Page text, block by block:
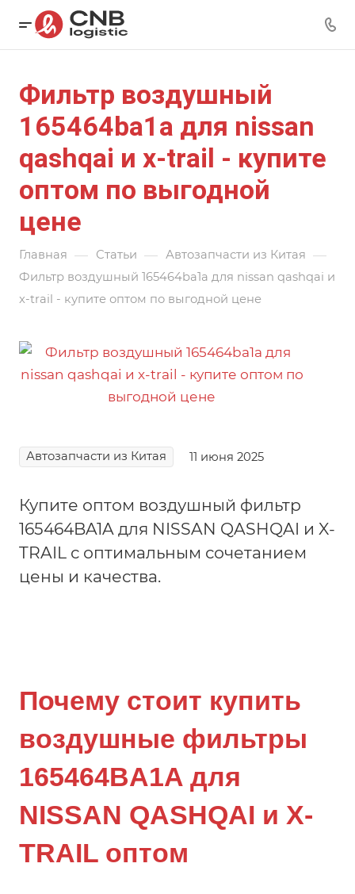
Фильтр воздушный
165464ba1a для nissan
qashqai и x-trail - купите
оптом по выгодной
цене
Главная — Статьи — Автозапчасти из Китая —
Фильтр воздушный 165464ba1a для nissan qashqai и
x-trail - купите оптом по выгодной цене
Автозапчасти из Китая 11 июня 2025
Купите оптом воздушный фильтр
165464BA1A для NISSAN QASHQAI и X-
TRAIL с оптимальным сочетанием
цены и качества.
Почему стоит купить
воздушные фильтры
165464BA1A для
NISSAN QASHQAI и X-
TRAIL оптом